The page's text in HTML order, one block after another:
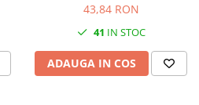
43,84 RON
41 IN STOC
ADAUGA IN COS